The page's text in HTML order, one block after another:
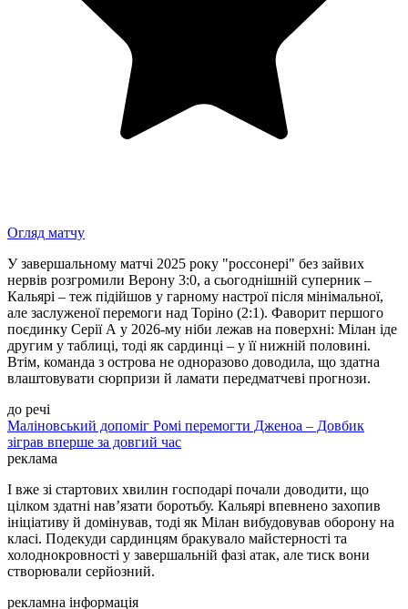
Огляд матчу
У завершальному матчі 2025 року "россонері" без зайвих
нервів розгромили Верону 3:0, а сьогоднішній суперник –
Кальярі – теж підійшов у гарному настрої після мінімальної,
але заслуженої перемоги над Торіно (2:1). Фаворит першого
поєдинку Серії А у 2026-му ніби лежав на поверхні: Мілан іде
другим у таблиці, тоді як сардинці – у її нижній половині.
Втім, команда з острова не одноразово доводила, що здатна
влаштовувати сюрпризи й ламати передматчеві прогнози.
до речі
Маліновський допоміг Ромі перемогти Дженоа – Довбик
зіграв вперше за довгий час
реклама
І вже зі стартових хвилин господарі почали доводити, що
цілком здатні нав’язати боротьбу. Кальярі впевнено захопив
ініціативу й домінував, тоді як Мілан вибудовував оборону на
класі. Подекуди сардинцям бракувало майстерності та
холоднокровності у завершальній фазі атак, але тиск вони
створювали серйозний.
рекламна інформація